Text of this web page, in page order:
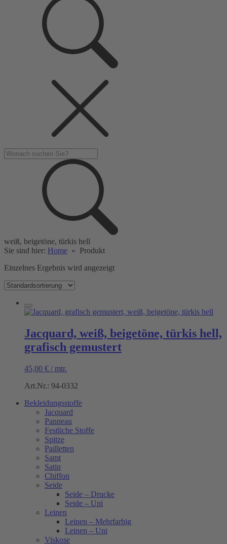
weiß, beigetöne, türkis hell
Sie sind hier: Home » Produkt
Einzelnes Ergebnis wird angezeigt
Jacquard, weiß, beigetöne, türkis hell,
grafisch gemustert
45,00 € / mtr.
Art.Nr.: 94-0332
Bekleidungsstoffe
Jacquard
Panneau
Festliche Stoffe
Spitze
Pailletten
Samt
Satin
Chiffon
Seide
Seide – Drucke
Seide – Uni
Leinen
Leinen – Mehrfarbig
Leinen – Uni
Viskose